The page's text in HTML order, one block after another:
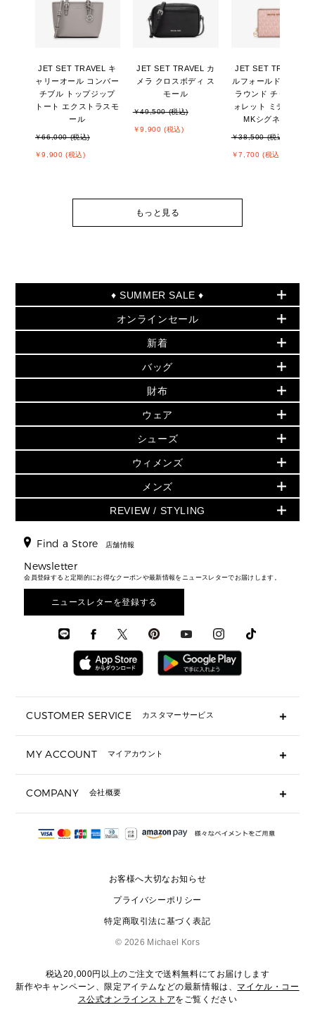
JET SET TRAVEL キ
ャリーオール コンバー
チブル トップジップ
トート エクストラスモ
ール
￥66,000 (税込)
￥9,900 (税込)
JET SET TRAVEL カ
メラ クロスボディ ス
モール
￥49,500 (税込)
￥9,900 (税込)
JET SET TRAVEL ビ
ルフォールド ジップ
ラウンド チャーム ウ
ォレット ミディアム -
MKシグネチャー
￥38,500 (税込)
￥7,700 (税込)
もっと見る
♦ SUMMER SALE ♦
セールおすすめアイテム
▶ ウィメンズ
バッグ
小物
シューズ・靴
ウェア
アクセサリー
時計
▶ メンズ
バッグ
ウェア
アクセサリー
オンラインセール
PRODUCT OF THE MONTH - 今月の特別価格
再値下げアイテム
追加アイテム
▶ ウィメンズすべて(ウェア・シューズ除く)
バッグ
財布・小物
ウェア
シューズ
時計・ジュエリー
アクセサリー
メンズ バッグ
メンズ 財布・小物
メンズ シューズ
メンズ ウェア
メンズ 時計・その他
新着
初夏のスタイル
▶ すべて
▶ ウィメンズすべて
財布・小物
アクセサリー
フレグランス
シューズ
▶ メンズすべて
メンズ財布・小物
メンズアクセサリー
メンズウェア
バッグ
人気の定番アイテム
日本限定 - バッグ
▶ ウィメンズすべて
トートバッグ
ショルダーバッグ
クロスボディ・斜め掛け
トラベル
3 IN 1 / 2 IN 1 バッグ
▶ メンズすべて
財布
日本限定 - 財布・小物
▶ ウィメンズすべて
GREENWICH
折り財布(二つ折り・三つ折り)
長財布
▶ メンズすべて
ウェア
▶ ウィメンズすべて
トップス
スカート・パンツ
ジャケット・アウター
▶ メンズすべて
シューズ
▶ ウィメンズすべて
サンダル
スニーカー
▶ メンズすべて
ウィメンズ
人気の定番アイテム
▶ ウィメンズすべて
▶ バッグすべて
通勤・通学アイテム
3 IN 1 バッグ
ミニ財布・フラグメントケース
▶ 小物すべて
定期ケース・カードケース・名刺入れ
サンダル
スニーカー
▶ ウェア
メンズ
▶ メンズすべて
財布・小物
時計・ジュエリー
アクセサリー
REVIEW / STYLING
エディターレビュー
Find a Store 店舗情報
Newsletter
会員登録すると定期的にお得なクーポンや最新情報をニュースレターでお届けします。
ニュースレターを登録する
CUSTOMER SERVICE カスタマーサービス
ギフト用にラッピングができますか？
ショッピングバッグを購入商品分送ってもらえますか？
注文後に完了メールが受信できないのですが？
サイズ交換はできますか？
MY ACCOUNT マイアカウント
COMPANY 会社概要
会社概要
お客様へ大切なお知らせ
プライバシーポリシー
特定商取引法に基づく表記
© 2026 Michael Kors
税込20,000円以上のご注文で送料無料にてお届けします
新作やキャンペーン、限定アイテムなどの最新情報は、 マイケル・コー
ス公式オンラインストアをご覧ください